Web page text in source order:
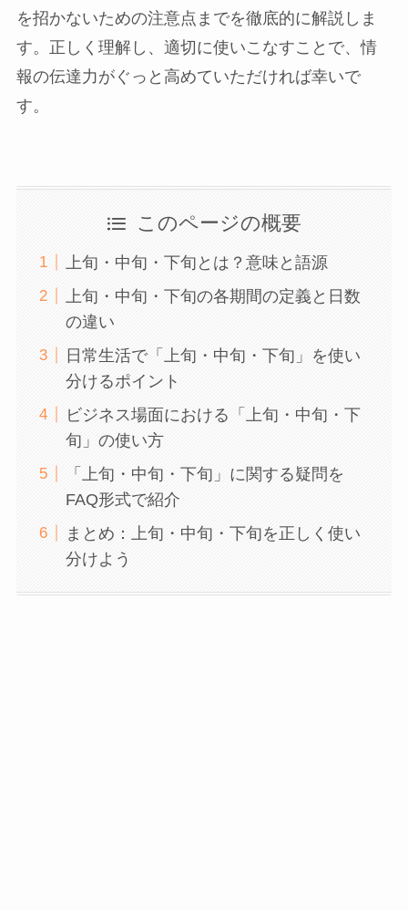
を招かないための注意点までを徹底的に解説しま
す。正しく理解し、適切に使いこなすことで、情
報の伝達力がぐっと高めていただければ幸いで
す。
このページの概要
上旬・中旬・下旬とは？意味と語源
上旬・中旬・下旬の各期間の定義と日数
の違い
日常生活で「上旬・中旬・下旬」を使い
分けるポイント
ビジネス場面における「上旬・中旬・下
旬」の使い方
「上旬・中旬・下旬」に関する疑問を
FAQ形式で紹介
まとめ：上旬・中旬・下旬を正しく使い
分けよう